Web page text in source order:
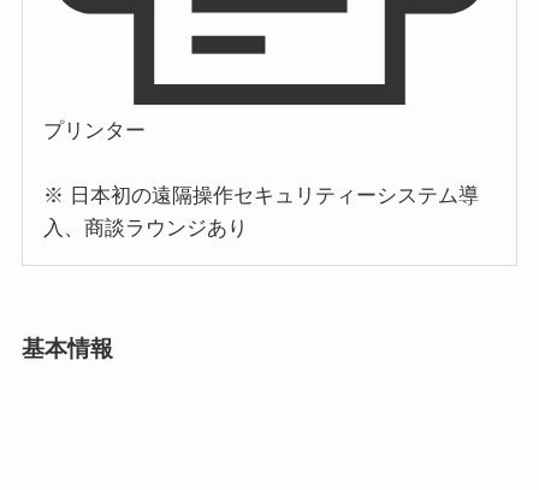
プリンター
※ 日本初の遠隔操作セキュリティーシステム導
入、商談ラウンジあり
基本情報